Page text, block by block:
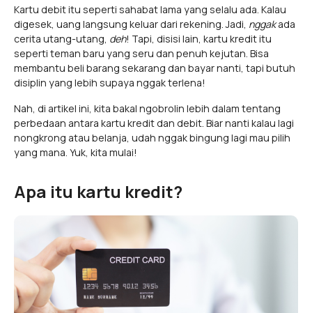
Kartu debit itu seperti sahabat lama yang selalu ada. Kalau
digesek, uang langsung keluar dari rekening. Jadi, nggakada
cerita utang-utang, deh! Tapi, disisi lain, kartu kredit itu
seperti teman baru yang seru dan penuh kejutan. Bisa
membantu beli barang sekarang dan bayar nanti, tapi butuh
disiplin yang lebih supaya nggak terlena!
Nah, di artikel ini, kita bakal ngobrolin lebih dalam tentang
perbedaan antara kartu kredit dan debit. Biar nanti kalau lagi
nongkrong atau belanja, udah nggak bingung lagi mau pilih
yang mana. Yuk, kita mulai!
Apa itu kartu kredit?